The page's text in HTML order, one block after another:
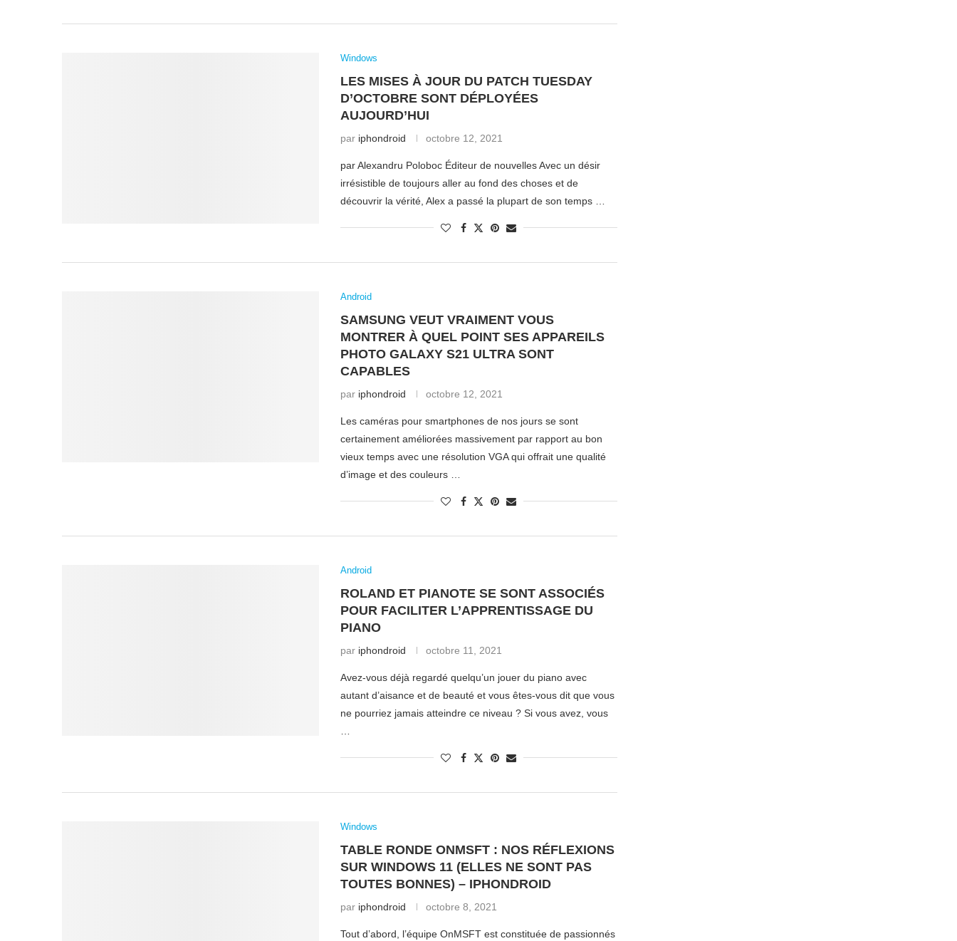
Windows
LES MISES À JOUR DU PATCH TUESDAY
D’OCTOBRE SONT DÉPLOYÉES
AUJOURD’HUI
par iphondroid octobre 12, 2021
par Alexandru Poloboc Éditeur de nouvelles Avec un désir
irrésistible de toujours aller au fond des choses et de
découvrir la vérité, Alex a passé la plupart de son temps …
Android
SAMSUNG VEUT VRAIMENT VOUS
MONTRER À QUEL POINT SES APPAREILS
PHOTO GALAXY S21 ULTRA SONT
CAPABLES
par iphondroid octobre 12, 2021
Les caméras pour smartphones de nos jours se sont
certainement améliorées massivement par rapport au bon
vieux temps avec une résolution VGA qui offrait une qualité
d’image et des couleurs …
Android
ROLAND ET PIANOTE SE SONT ASSOCIÉS
POUR FACILITER L’APPRENTISSAGE DU
PIANO
par iphondroid octobre 11, 2021
Avez-vous déjà regardé quelqu’un jouer du piano avec
autant d’aisance et de beauté et vous êtes-vous dit que vous
ne pourriez jamais atteindre ce niveau ? Si vous avez, vous
Windows
TABLE RONDE ONMSFT : NOS RÉFLEXIONS
SUR WINDOWS 11 (ELLES NE SONT PAS
TOUTES BONNES) – IPHONDROID
par iphondroid octobre 8, 2021
Tout d’abord, l’équipe OnMSFT est constituée de passionnés